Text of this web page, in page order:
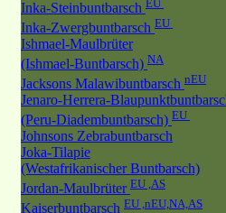
Inka-Steinbuntbarsch EU
Inka-Zwergbuntbarsch EU
Ishmael-Maulbrüter
(Ishmael-Buntbarsch) NA
Jacksons Malawibuntbarsch nEU
Jenaro-Herrera-
(Peru-Diadembuntbarsch) EU
Johnsons Zebrabuntbarsch
Joka-Tilapie
(Westafrikanischer Buntbarsch)
Jordan-Maulbrüter EU ,AS
Kaiserbuntbarsch EU ,nEU,NA,AS